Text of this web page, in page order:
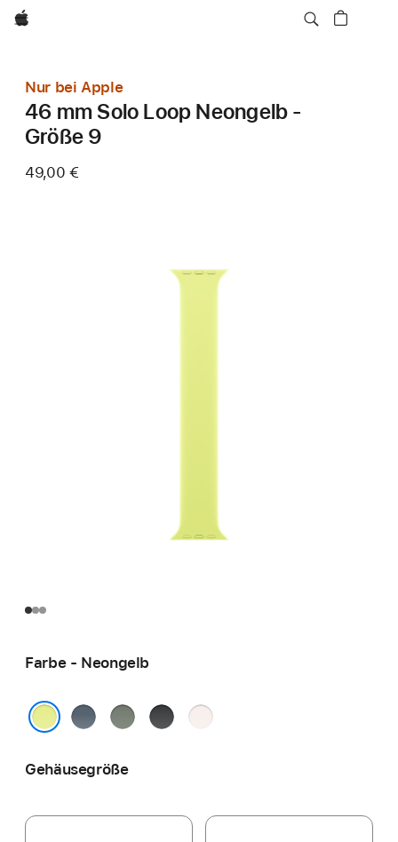
Apple
Nur bei Apple
46 mm Solo Loop Neongelb -
Größe 9
49,00 €
Farbe - Neongelb
MaritimblauGrüngrauSchwarzBlassrosa
Gehäusegröße